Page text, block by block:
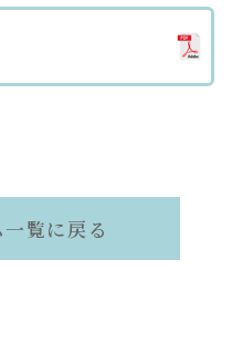
覧に戻る